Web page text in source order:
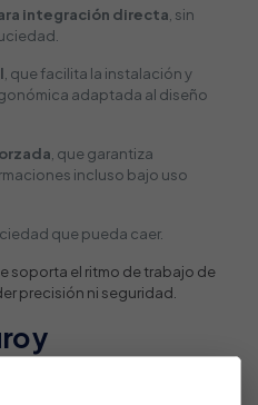
integración directa , sin
, que facilita la instalación y
adaptada al diseño
, que garantiza
incluso bajo uso
que pueda caer.
soporta el ritmo de trabajo de
precisión ni seguridad.
y